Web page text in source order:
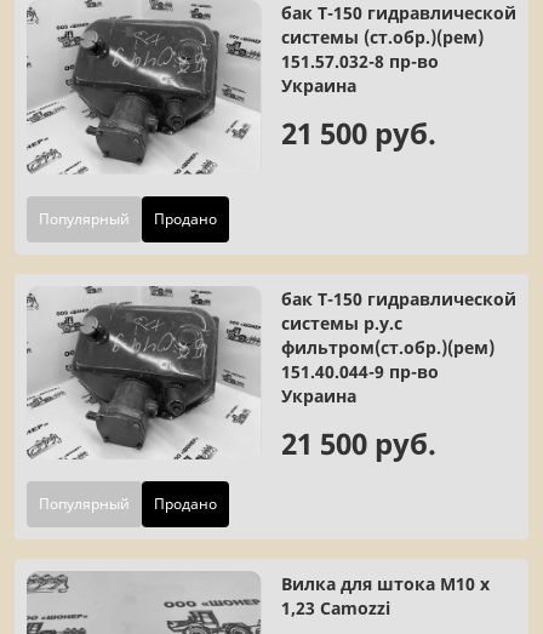
Популярный Продано
бак Т-150 гидравлической
системы (ст.обр.)(рем)
151.57.032-8 пр-во
Украина
21 500 руб.
Популярный Продано
бак Т-150 гидравлической
системы р.у.с
фильтром(ст.обр.)(рем)
151.40.044-9 пр-во
Украина
21 500 руб.
Вилка для штока М10 х
1,23 Camozzi